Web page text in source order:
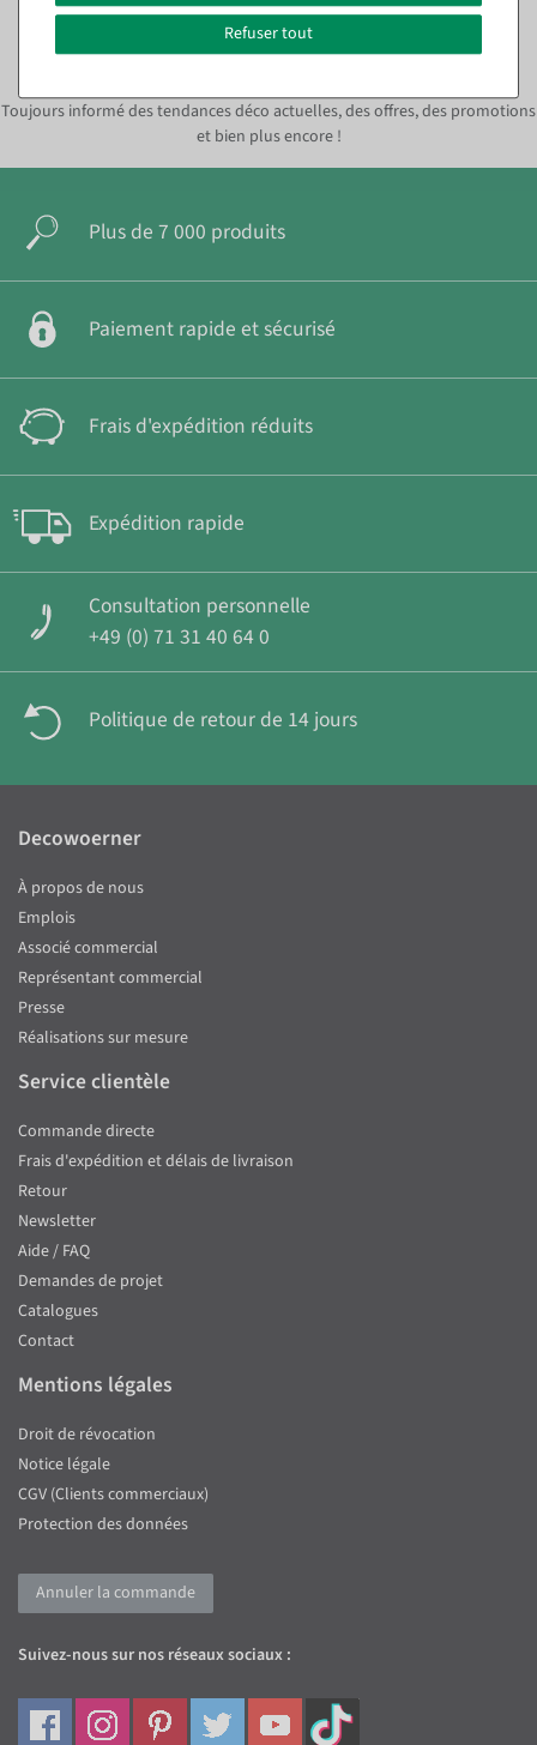
S'abonner à la newsletter et
immédiatement10% ÉPARGNE*
Toujours informé des tendances déco actuelles, des offres, des promotions
et bien plus encore !
Plus de 7 000 produits
Paiement rapide et sécurisé
Frais d'expédition réduits
Expédition rapide
Consultation personnelle
+49 (0) 71 31 40 64 0
Politique de retour de 14 jours
Refuser tout
Decowoerner
À propos de nous
Emplois
Associé commercial
Représentant commercial
Presse
Réalisations sur mesure
Service clientèle
Commande directe
Frais d'expédition et délais de livraison
Retour
Newsletter
Aide / FAQ
Demandes de projet
Catalogues
Contact
Mentions légales
Droit de révocation
Notice légale
CGV (Clients commerciaux)
Protection des données
Annuler la commande
Suivez-nous sur nos réseaux sociaux :